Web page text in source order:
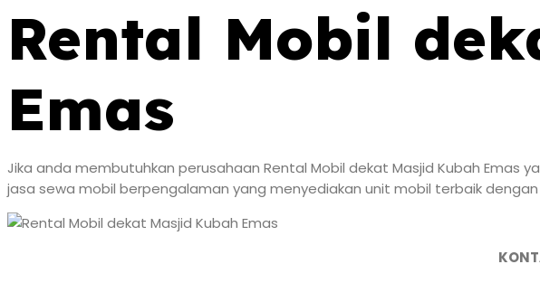
Rental Mobil
Emas
Jika anda membutuhkan perusahaan Rental Mobil dekat Masjid Kubah Emas
jasa sewa mobil berpengalaman yang menyediakan unit mobil terbaik